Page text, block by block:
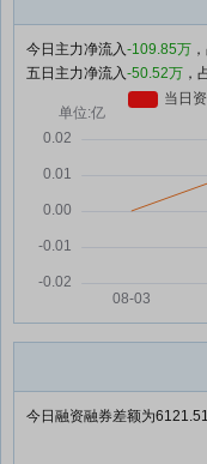
今日主力净流入-109.85万
五日主力净流入-50.52万 ，
今日融资融券差额为